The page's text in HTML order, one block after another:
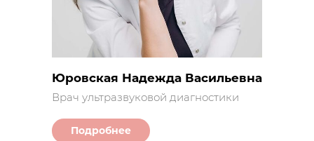
Подробнее
Врач ультразвуковой диагностики
Юровская Надежда Васильевна